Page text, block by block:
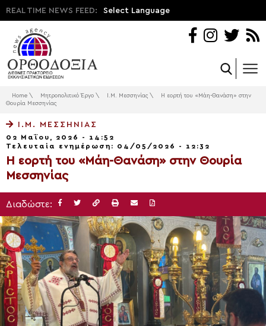
REAL TIME NEWS FEED: Select Language
Home \ Μητροπολιτικό Έργο \ Ι.Μ. Μεσσηνίας \
Η εορτή του «Μάη-Θανάση» στην
Θουρία Μεσσηνίας
Ι.Μ. ΜΕΣΣΗΝΊΑΣ
02 Μαΐου, 2026 - 14:52
Τελευταία ενημέρωση: 04/05/2026 - 12:32
Η εορτή του «Μάη-Θανάση» στην Θουρία
Μεσσηνίας
Διαδώστε: